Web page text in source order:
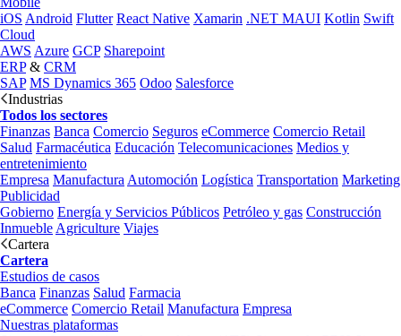
iOS Android Flutter React Native Xamarin .NET MAUI Kotlin Swift
Cloud
AWS Azure GCP Sharepoint
ERP& CRM
SAP MS Dynamics 365 Odoo Salesforce
Industrias
Todos los sectores
Finanzas Banca Comercio Seguros eCommerce Comercio Retail
Salud Farmacéutica Educación Telecomunicaciones Medios y
entretenimiento
Empresa Manufactura Automoción Logística Transportation Marketing
Publicidad
Gobierno Energía y Servicios Públicos Petróleo y gas Construcción
Inmueble Agriculture Viajes
Cartera
Cartera
Estudios de casos
Banca Finanzas Salud Farmacia
eCommerce Comercio Retail Manufactura Empresa
Nuestras plataformas